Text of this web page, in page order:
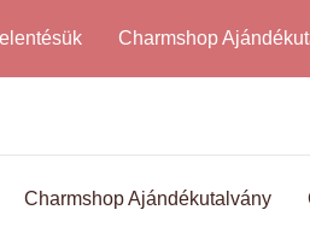
Charmshop
Charmshop Ajándékutalvány